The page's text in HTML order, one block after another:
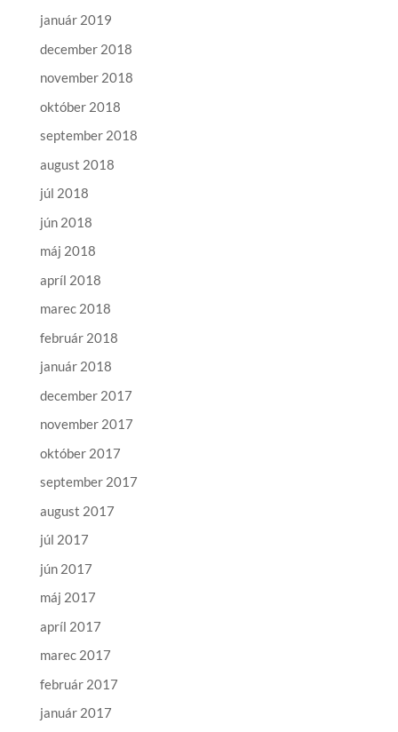
január 2019
december 2018
november 2018
október 2018
september 2018
august 2018
júl 2018
jún 2018
máj 2018
apríl 2018
marec 2018
február 2018
január 2018
december 2017
november 2017
október 2017
september 2017
august 2017
júl 2017
jún 2017
máj 2017
apríl 2017
marec 2017
február 2017
január 2017